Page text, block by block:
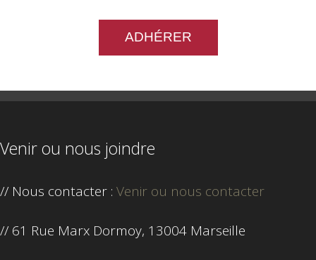
ADHÉRER
Venir ou nous joindre
// Nous contacter : Venir ou nous contacter
// 61 Rue Marx Dormoy, 13004 Marseille